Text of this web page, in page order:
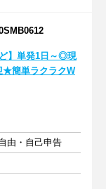
】単発1日～◎現
★簡単ラクラクW
由・自己申告